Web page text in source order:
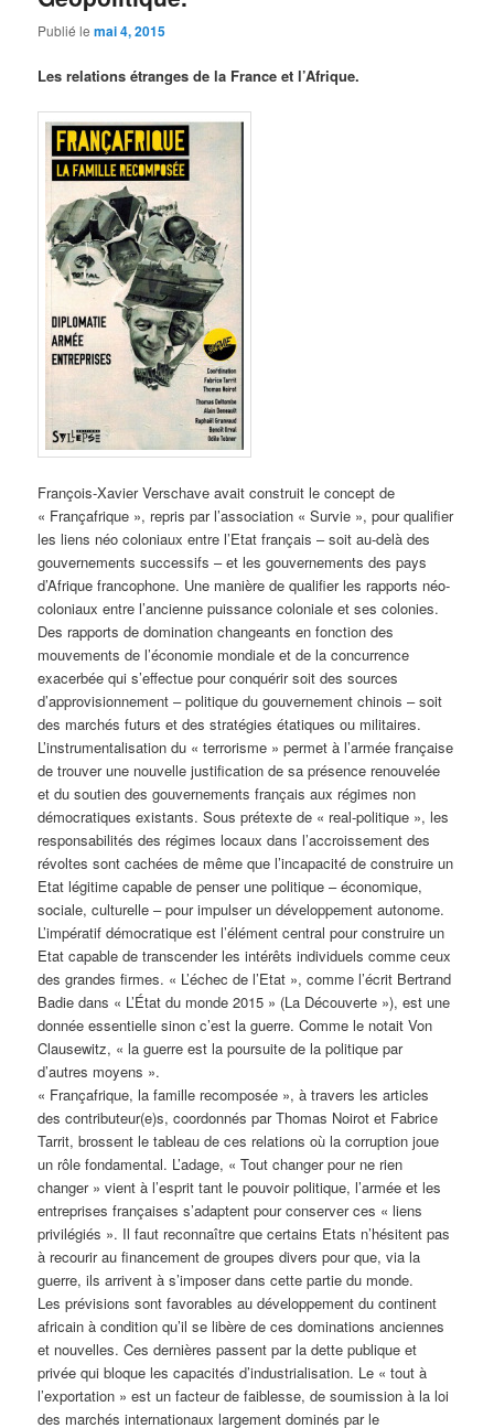
Publié lemai 4, 2015
Les relations étranges de la France et l’Afrique.
François-Xavier Verschave avait construit le concept de
« Françafrique », repris par l’association « Survie », pour qualifier
les liens néo coloniaux entre l’Etat français – soit au-delà des
gouvernements successifs – et les gouvernements des pays
d’Afrique francophone. Une manière de qualifier les rapports néo-
coloniaux entre l’ancienne puissance coloniale et ses colonies.
Des rapports de domination changeants en fonction des
mouvements de l’économie mondiale et de la concurrence
exacerbée qui s’effectue pour conquérir soit des sources
d’approvisionnement – politique du gouvernement chinois – soit
des marchés futurs et des stratégies étatiques ou militaires.
L’instrumentalisation du « terrorisme » permet à l’armée française
de trouver une nouvelle justification de sa présence renouvelée
et du soutien des gouvernements français aux régimes non
démocratiques existants. Sous prétexte de « real-politique », les
responsabilités des régimes locaux dans l’accroissement des
révoltes sont cachées de même que l’incapacité de construire un
Etat légitime capable de penser une politique – économique,
sociale, culturelle – pour impulser un développement autonome.
L’impératif démocratique est l’élément central pour construire un
Etat capable de transcender les intérêts individuels comme ceux
des grandes firmes. « L’échec de l’Etat », comme l’écrit Bertrand
Badie dans « L’État du monde 2015 » (La Découverte »), est une
donnée essentielle sinon c’est la guerre. Comme le notait Von
Clausewitz, « la guerre est la poursuite de la politique par
d’autres moyens ».
« Françafrique, la famille recomposée », à travers les articles
des contributeur(e)s, coordonnés par Thomas Noirot et Fabrice
Tarrit, brossent le tableau de ces relations où la corruption joue
un rôle fondamental. L’adage, « Tout changer pour ne rien
changer » vient à l’esprit tant le pouvoir politique, l’armée et les
entreprises françaises s’adaptent pour conserver ces « liens
privilégiés ». Il faut reconnaître que certains Etats n’hésitent pas
à recourir au financement de groupes divers pour que, via la
guerre, ils arrivent à s’imposer dans cette partie du monde.
Les prévisions sont favorables au développement du continent
africain à condition qu’il se libère de ces dominations anciennes
et nouvelles. Ces dernières passent par la dette publique et
privée qui bloque les capacités d’industrialisation. Le « tout à
l’exportation » est un facteur de faiblesse, de soumission à la loi
des marchés internationaux largement dominés par le